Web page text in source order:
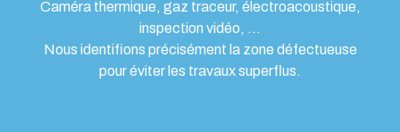
Caméra thermique, gaz traceur, électroacoustique,
inspection vidéo, …
Nous identifions précisément la zone défectueuse
pour éviter les travaux superflus.